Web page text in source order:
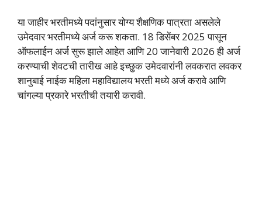
या जाहीर भरतीमध्ये पदांनुसार योग्य शैक्षणिक पात्रता असलेले
उमेदवार भरतीमध्ये अर्ज करू शकता. 18 डिसेंबर 2025 पासून
ऑफलाईन अर्ज सुरू झाले आहेत आणि 20 जानेवारी 2026 ही अर्ज
करण्याची शेवटची तारीख आहे इच्छुक उमेदवारांनी लवकरात लवकर
शानुबाई नाईक महिला महाविद्यालय भरती मध्ये अर्ज करावे आणि
चांगल्या प्रकारे भरतीची तयारी करावी.